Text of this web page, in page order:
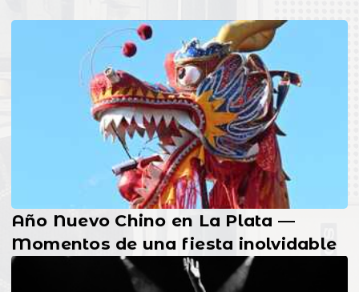
Año Nuevo Chino en La Plata —
Momentos de una fiesta inolvidable